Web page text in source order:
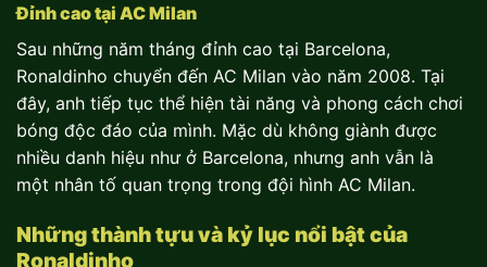
Đỉnh cao tại AC Milan
Sau những năm tháng đỉnh cao tại Barcelona,
Ronaldinho chuyển đến AC Milan vào năm 2008. Tại
đây, anh tiếp tục thể hiện tài năng và phong cách chơi
bóng độc đáo của mình. Mặc dù không giành được
nhiều danh hiệu như ở Barcelona, nhưng anh vẫn là
một nhân tố quan trọng trong đội hình AC Milan.
Những thành tựu và kỷ lục nổi bật của
Ronaldinho